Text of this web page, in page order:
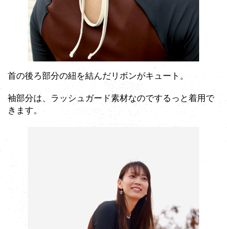
首の後ろ部分の紐を結んだリボンがキュート。
袖部分は、ラッシュガード素材なのでするっと着用で
きます。